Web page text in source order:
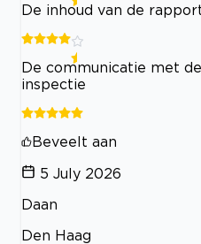
De inhoud van de
De communicatie met
inspectie
Beveelt aan
5 July 2026
Daan
Den Haag